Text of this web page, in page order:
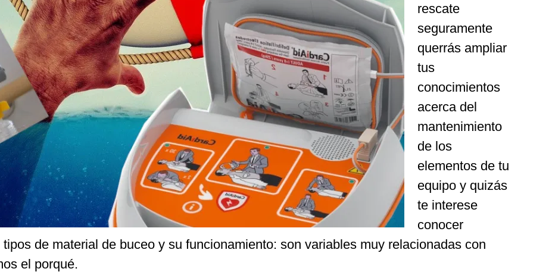
rescate
seguramente
querrás ampliar
tus
conocimientos
acerca del
mantenimiento
de los
elementos de tu
equipo y quizás
te interese
conocer
de material de buceo y su funcionamiento: son variables muy relacionadas con
el porqué.